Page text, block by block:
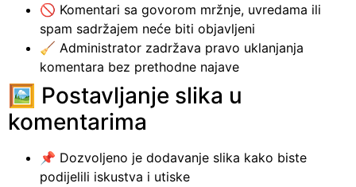
🚫 Komentari sa govorom mržnje, uvredama ili
spam sadržajem neće biti objavljeni
🧹 Administrator zadržava pravo uklanjanja
komentara bez prethodne najave
🖼️ Postavljanje slika u
komentarima
📌 Dozvoljeno je dodavanje slika kako biste
podijelili iskustva i utiske